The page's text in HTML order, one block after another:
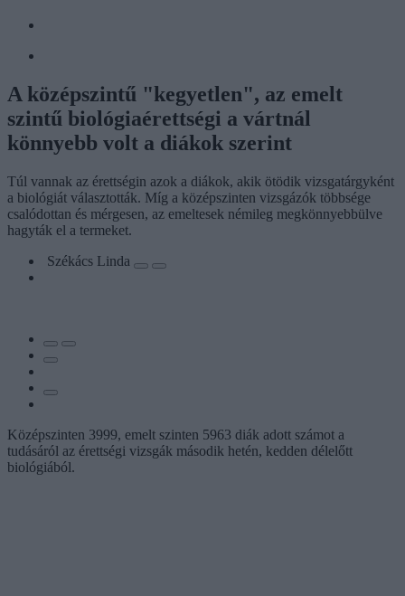
A középszintű "kegyetlen", az emelt
szintű biológiaérettségi a vártnál
könnyebb volt a diákok szerint
Túl vannak az érettségin azok a diákok, akik ötödik vizsgatárgyként
a biológiát választották. Míg a középszinten vizsgázók többsége
csalódottan és mérgesen, az emeltesek némileg megkönnyebbülve
hagyták el a termeket.
Székács Linda
Középszinten 3999, emelt szinten 5963 diák adott számot a
tudásáról az érettségi vizsgák második hetén, kedden délelőtt
biológiából.